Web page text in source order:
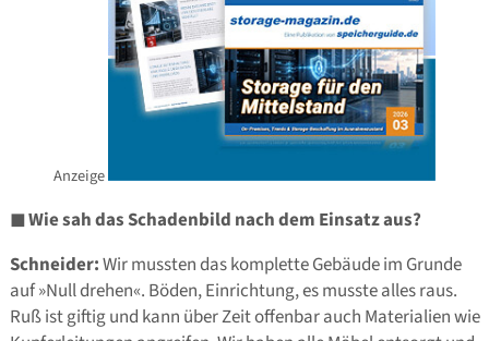
Anzeige
◼ Wie sah das Schadenbild nach dem Einsatz aus?
Schneider:Wir mussten das komplette Gebäude im Grunde
auf »Null drehen«. Böden, Einrichtung, es musste alles raus.
Ruß ist giftig und kann über Zeit offenbar auch Materialien wie